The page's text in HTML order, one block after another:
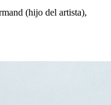
(hijo del artista),